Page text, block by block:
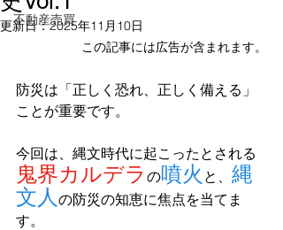
不動産売買
更新日：2025年11月10日
この記事には広告が含まれます。
防災は「正しく恐れ、正しく備える」
ことが重要です。
今回は、縄文時代に起こったとされる
鬼界カルデラ の噴火 と、 縄
文人 の防災の知恵に焦点を当てま
す。